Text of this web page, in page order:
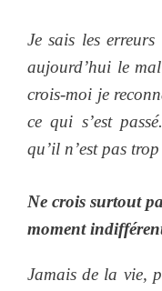
Je sais les
aujourd’hui le
crois-moi je
ce qui s’est
qu’il n’est pas
Ne crois surtout
moment
Jamais de la vie,